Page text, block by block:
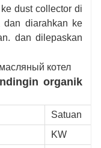
dust collector di
dan diarahkan ke
dan dilepaskan
organik
Satuan
KW